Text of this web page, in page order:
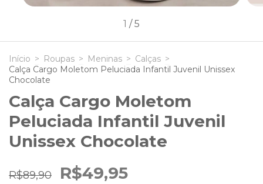
1 / 5
Início > Roupas > Meninas > Calças >
Calça Cargo Moletom Peluciada Infantil Juvenil Unissex
Chocolate
Calça Cargo Moletom
Peluciada Infantil Juvenil
Unissex Chocolate
R$89,90 R$49,95